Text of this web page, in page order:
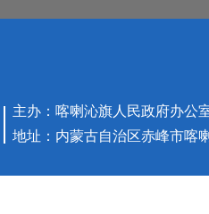
主办：喀喇沁旗人民政府办
地址：内蒙古自治区赤峰市喀